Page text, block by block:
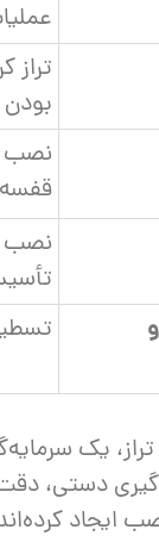
بودن
نصب
نصب
تراز، یک
دستی،
ایجاد